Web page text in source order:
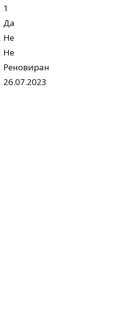
1
Да
Не
Не
Реновиран
26.07.2023